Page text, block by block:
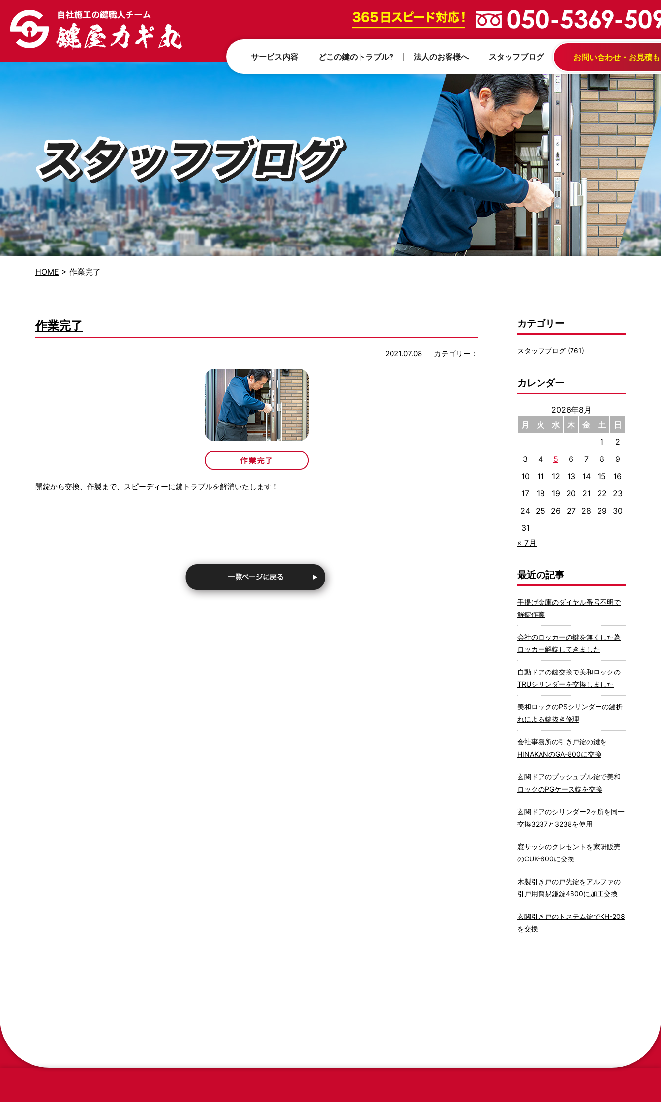
サービス内容 どこの鍵のトラブル? 法人のお客様へ スタッフブログ お問い合わせ・お見積
HOME > 作業完了
作業完了
2021.07.08 カテゴリー：
開錠から交換、作製まで、スピーディーに鍵トラブルを解消いたします！
カテゴリー
スタッフブログ (761)
カレンダー
2026年8月
月
火 水 木 金 土
日
1
2
3
4 5 6 7 8
9
10
11 12 13 14 15
16
17
18 19 20 21 22
23
24 25 26 27 28 29
30
31
« 7月
最近の記事
手提げ金庫のダイヤル番号不明で
解錠作業
会社のロッカーの鍵を無くした為
ロッカー解錠してきました
自動ドアの鍵交換で美和ロックの
TRUシリンダーを交換しました
美和ロックのPSシリンダーの鍵折
れによる鍵抜き修理
会社事務所の引き戸錠の鍵を
HINAKANのGA-800に交換
玄関ドアのプッシュプル錠で美和
ロックのPGケース錠を交換
玄関ドアのシリンダー2ヶ所を同一
交換3237と3238を使用
窓サッシのクレセントを家研販売
のCUK-800に交換
木製引き戸の戸先錠をアルファの
引戸用簡易鎌錠4600に加工交換
玄関引き戸のトステム錠でKH-208
を交換